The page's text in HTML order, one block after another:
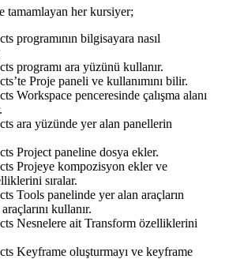
tamamlayan her kursiyer;
programının bilgisayara nasıl
programı ara yüzünü kullanır.
Proje paneli ve kullanımını bilir.
Workspace penceresinde çalışma alanı
ara yüzünde yer alan panellerin
Project paneline dosya ekler.
Projeye kompozisyon ekler ve
sıralar.
Tools panelinde yer alan araçların
kullanır.
Nesnelere ait Transform özelliklerini
Keyframe oluşturmayı ve keyframe